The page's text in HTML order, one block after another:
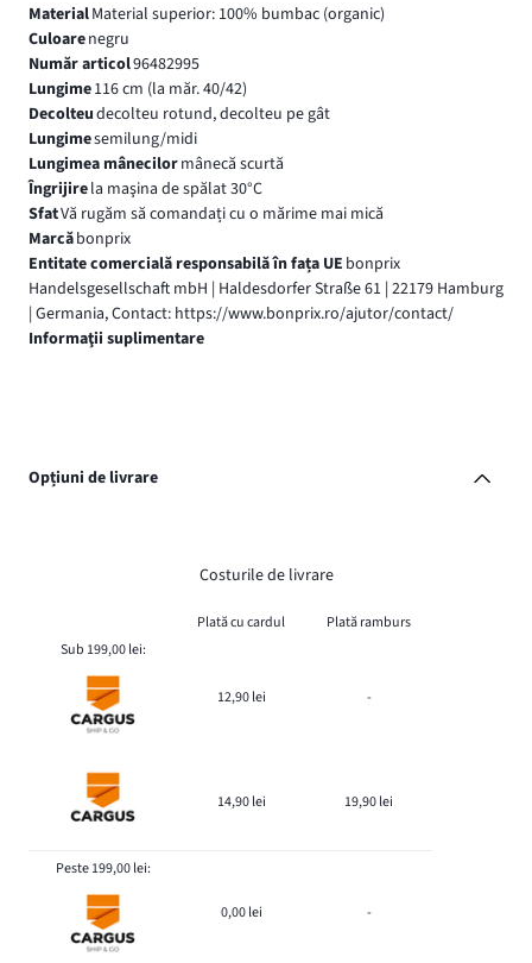
MaterialMaterial superior: 100% bumbac (organic)
Culoarenegru
Număr articol96482995
Lungime116 cm (la măr. 40/42)
Decolteudecolteu rotund, decolteu pe gât
Lungimesemilung/midi
Lungimea mânecilormânecă scurtă
Îngrijirela maşina de spălat 30°C
SfatVă rugăm să comandați cu o mărime mai mică
Marcăbonprix
Entitate comercială responsabilă în fața UE bonprix
Handelsgesellschaft mbH | Haldesdorfer Straße 61 | 22179 Hamburg
| Germania, Contact: https://www.bonprix.ro/ajutor/contact/
Informaţii suplimentare
Opțiuni de livrare
Costurile de livrare
Plată cu cardul
Plată ramburs
Sub 199,00 lei:
12,90 lei -
14,90 lei 19,90 lei
Peste 199,00 lei:
0,00 lei -